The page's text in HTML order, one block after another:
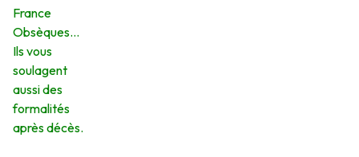
France
Obsèques…
Ils vous
soulagent
aussi des
formalités
après décès.